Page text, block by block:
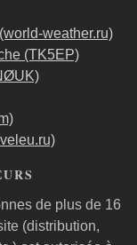
weather.ru)
(TK5EP)
de plus de 16
(distribution,